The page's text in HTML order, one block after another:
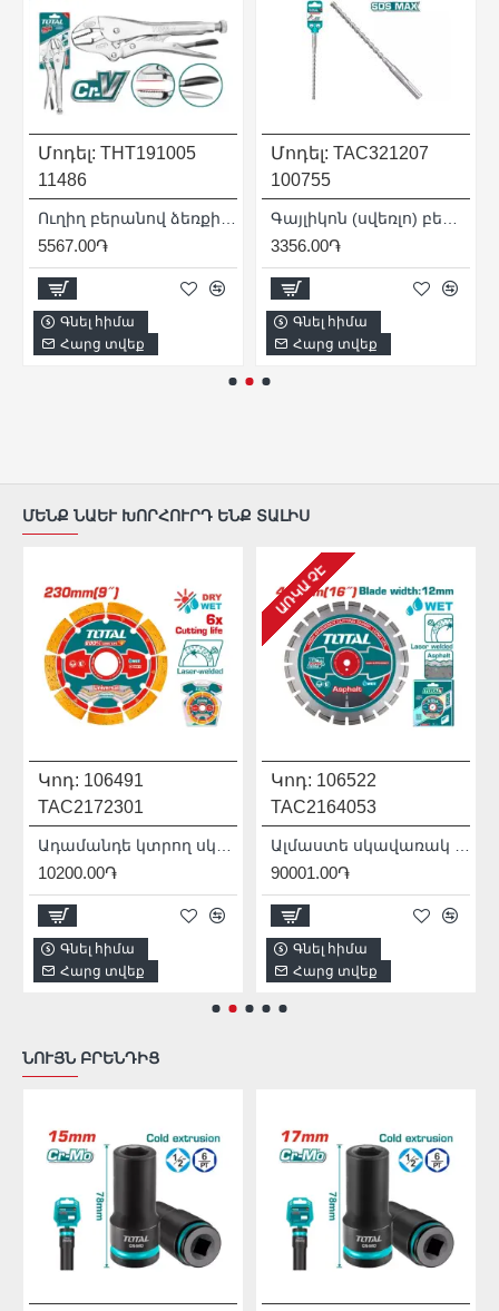
Մոդել: THT191005
11486
5567.00֏
Գնել հիմա
Հարց տվեք
Մոդել: TAC321207
100755
3356.00֏
Գնել հիմա
Հարց տվեք
ՄԵՆՔ ՆԱԵՒ ԽՈՐՀՈՒՐԴ ԵՆՔ ՏԱԼԻՍ
Կոդ: 106491
TAC2172301
10200.00֏
Գնել հիմա
Հարց տվեք
ԱՌԿԱ ՉԷ
Կոդ: 106522
TAC2164053
90001.00֏
Գնել հիմա
Հարց տվեք
ՆՈՒՅՆ ԲՐԵՆԴԻՑ